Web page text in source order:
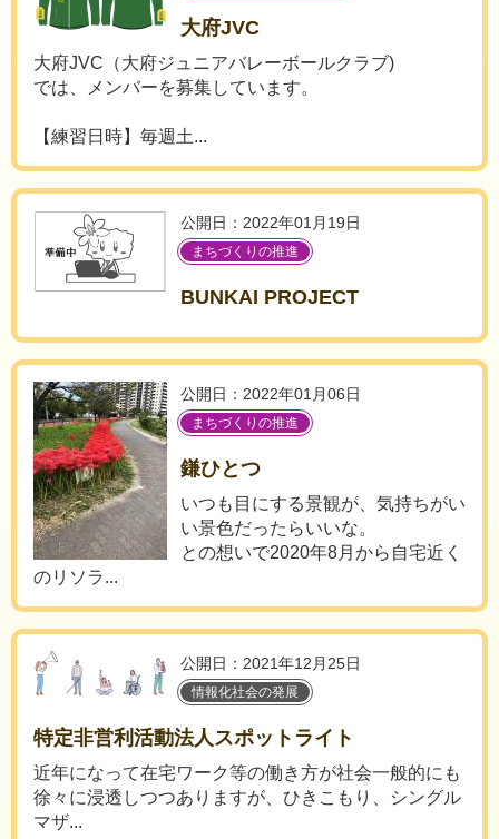
大府JVC
大府JVC（大府ジュニアバレーボールクラブ)
では、メンバーを募集しています。
【練習日時】毎週土...
公開日：2022年01月19日
まちづくりの推進
BUNKAI PROJECT
公開日：2022年01月06日
まちづくりの推進
鎌ひとつ
いつも目にする景観が、気持ちがい
い景色だったらいいな。
との想いで2020年8月から自宅近く
のリソラ...
公開日：2021年12月25日
情報化社会の発展
特定非営利活動法人スポットライト
近年になって在宅ワーク等の働き方が社会一般的にも
徐々に浸透しつつありますが、ひきこもり、シングル
マザ...